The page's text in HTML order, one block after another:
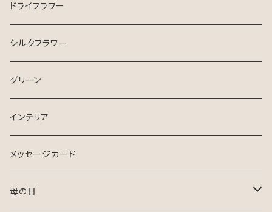
ドライフラワー
シルクフラワー
グリーン
インテリア
メッセージカード
母の日